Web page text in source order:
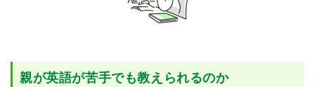
親が英語が苦手でも教えられるのか